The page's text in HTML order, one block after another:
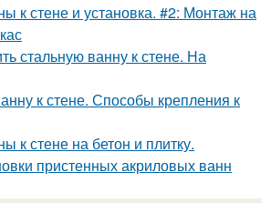
к стене и установка. #2: Монтаж на
стальную ванну к стене. На
к стене. Способы крепления к
к стене на бетон и плитку.
пристенных акриловых ванн